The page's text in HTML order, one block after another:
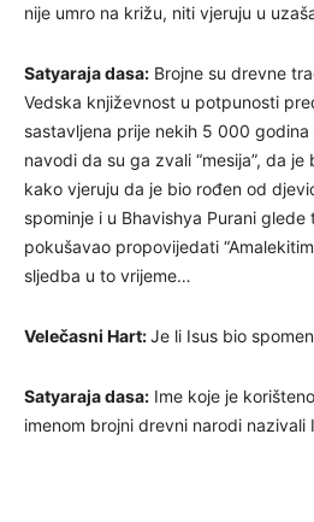
nije umro na križu, niti vjeruju u
Satyaraja dasa: Brojne su drevne
Vedska književnost u potpunosti
sastavljena prije nekih 5 000 godina
navodi da su ga zvali “mesija”, da
kako vjeruju da je bio rođen od
spominje i u Bhavishya Purani glede
pokušavao propovijedati
sljedba u to vrijeme…
Velečasni Hart:Je li Isus bio
Satyaraja dasa: Ime koje je
imenom brojni drevni narodi nazivali